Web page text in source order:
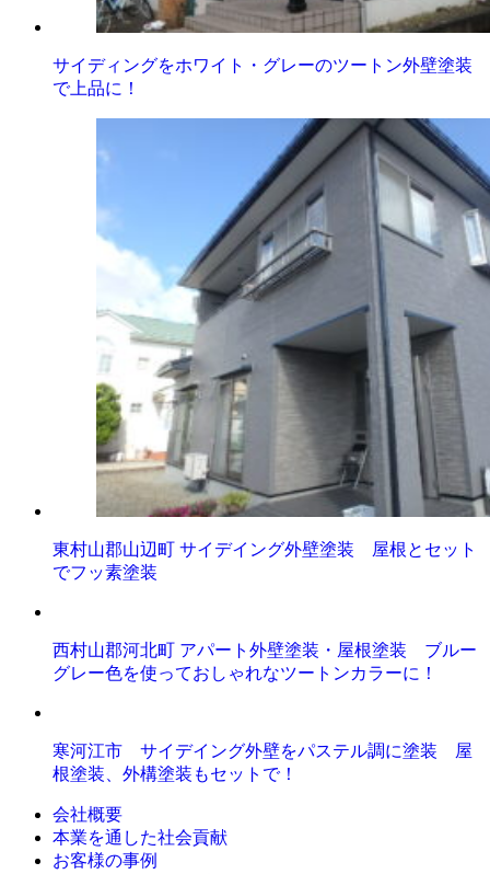
サイディングをホワイト・グレーのツートン外壁塗装
で上品に！
東村山郡山辺町 サイデイング外壁塗装 屋根とセット
でフッ素塗装
西村山郡河北町 アパート外壁塗装・屋根塗装 ブルー
グレー色を使っておしゃれなツートンカラーに！
寒河江市 サイデイング外壁をパステル調に塗装 屋
根塗装、外構塗装もセットで！
会社概要
本業を通した社会貢献
お客様の事例